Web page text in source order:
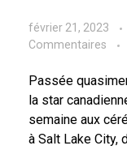
février 21, 2023
Commentaires
Passée
la star
semaine aux
à Salt Lake City,